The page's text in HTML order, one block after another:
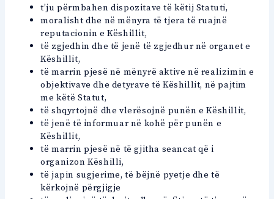
t’ju përmbahen dispozitave të këtij Statuti,
moralisht dhe në mënyra të tjera të ruajnë
reputacionin e Këshillit,
të zgjedhin dhe të jenë të zgjedhur në organet e
Këshillit,
të marrin pjesë në mënyrë aktive në realizimin e
objektivave dhe detyrave të Këshillit, në pajtim
me këtë Statut,
të shqyrtojnë dhe vlerësojnë punën e Këshillit,
të jenë të informuar në kohë për punën e
Këshillit,
të marrin pjesë në të gjitha seancat që i
organizon Këshilli,
të japin sugjerime, të bëjnë pyetje dhe të
kërkojnë përgjigje